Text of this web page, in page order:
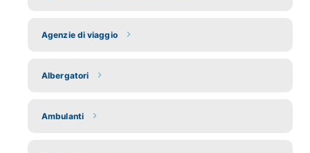
Agenzie di viaggio
Albergatori
Ambulanti